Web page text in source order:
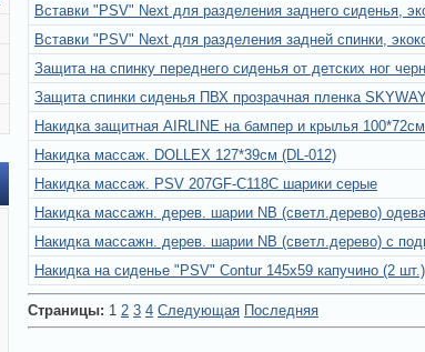
Вставки "PSV" Next для разделения заднего сиденья,
Вставки "PSV" Next для разделения задней спинки,
Защита на спинку переднего сиденья от детских ног
Защита спинки сиденья ПВХ прозрачная пленка
Накидка защитная AIRLINE на бампер и крылья
Накидка массаж. DOLLEX 127*39см (DL-012)
Накидка массаж. PSV 207GF-C118C шарики серые
Накидка массажн. дерев. шарии NB (светл.дерево)
Накидка массажн. дерев. шарии NB (светл.дерево) с
Накидка на сиденье "PSV" Contur 145х59 капучино (2 шт.)
Страницы: 1 2 3 4 Следующая Последняя